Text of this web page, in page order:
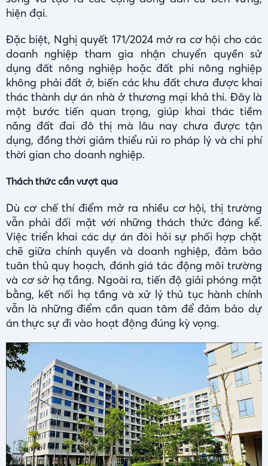
hiện đại.
Đặc biệt, Nghị quyết 171/2024 mở ra cơ hội cho các
doanh nghiệp tham gia nhận chuyển quyền sử
dụng đất nông nghiệp hoặc đất phi nông nghiệp
không phải đất ở, biến các khu đất chưa được khai
thác thành dự án nhà ở thương mại khả thi. Đây là
một bước tiến quan trọng, giúp khai thác tiềm
năng đất đai đô thị mà lâu nay chưa được tận
dụng, đồng thời giảm thiểu rủi ro pháp lý và chi phí
thời gian cho doanh nghiệp.
Thách thức cần vượt qua
Dù cơ chế thí điểm mở ra nhiều cơ hội, thị trường
vẫn phải đối mặt với những thách thức đáng kể.
Việc triển khai các dự án đòi hỏi sự phối hợp chặt
chẽ giữa chính quyền và doanh nghiệp, đảm bảo
tuân thủ quy hoạch, đánh giá tác động môi trường
và cơ sở hạ tầng. Ngoài ra, tiến độ giải phóng mặt
bằng, kết nối hạ tầng và xử lý thủ tục hành chính
vẫn là những điểm cần quan tâm để đảm bảo dự
án thực sự đi vào hoạt động đúng kỳ vọng.